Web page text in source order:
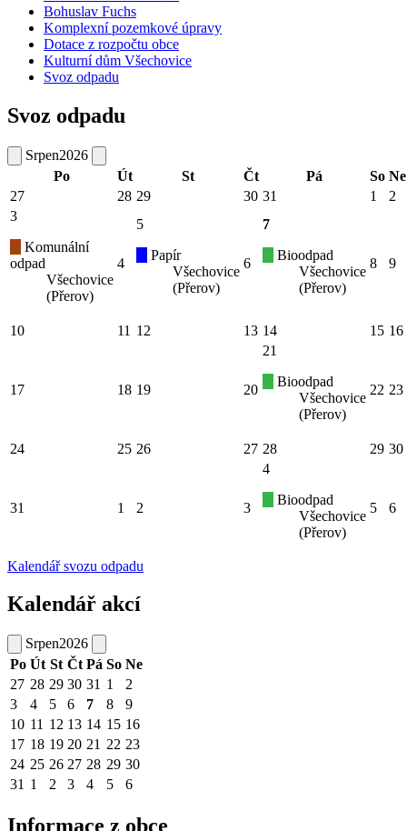
Bohuslav Fuchs
Komplexní pozemkové úpravy
Dotace z rozpočtu obce
Kulturní dům Všechovice
Svoz odpadu
Svoz odpadu
Srpen2026
Po
Út St Čt Pá So Ne
27
28 29 30 31 1
2
3
Komunální
odpad
Všechovice
(Přerov)
4
5
Papír
Všechovice
(Přerov)
6
7
Bioodpad
Všechovice
(Přerov)
8 9
10 11 12 13 14 15 16
17 18 19 20
21
Bioodpad
Všechovice
(Přerov)
22 23
24 25 26 27 28 29 30
31 1 2 3
4
Bioodpad
Všechovice
(Přerov)
5 6
Kalendář svozu odpadu
Kalendář akcí
Srpen2026
Po Út St Čt Pá So Ne
27 28 29 30 31 1
2
3
4 5 6 7 8
9
10 11 12 13 14 15 16
17 18 19 20 21 22 23
24 25 26 27 28 29 30
31 1 2 3 4 5 6
Informace z obce